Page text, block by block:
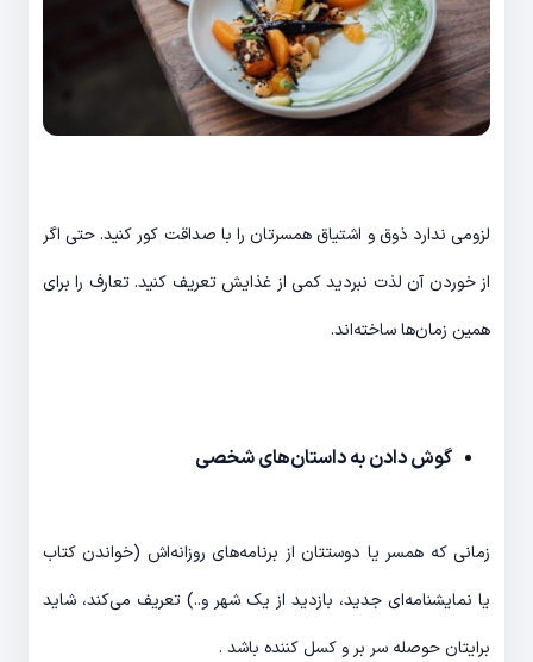
لزومی ندارد ذوق و اشتیاق همسرتان را با صداقت کور کنید. حتی اگر
از خوردن آن لذت نبردید کمی از غذایش تعریف کنید. تعارف را برای
همین زمان‌ها ساخته‌اند.
گوش دادن به داستان‌های شخصی
زمانی که همسر یا دوستتان از برنامه‌های روزانه‌اش (خواندن کتاب
یا نمایشنامه‌ای جدید، بازدید از یک شهر و..) تعریف می‌کند، شاید
برایتان حوصله سر بر و کسل کننده باشد .